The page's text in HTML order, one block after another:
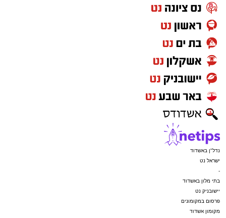
נדל"ן באשדוד
ישראל נט
-
בתי מלון באשדוד
יישובניק נט
פרסום במקומונים
מקומון אשדוד